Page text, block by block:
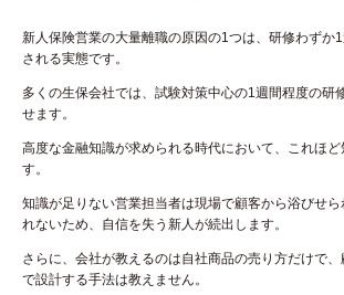
新人保険営業の大量離職の原因の1つは、研修わずか
される実態です。
多くの生保会社では、試験対策中心の1週間程度の研
せます。
高度な金融知識が求められる時代において、これほ
す。
知識が足りない営業担当者は現場で顧客から浴びせ
れないため、自信を失う新人が続出します。
さらに、会社が教えるのは自社商品の売り方だけで
で設計する手法は教えません。